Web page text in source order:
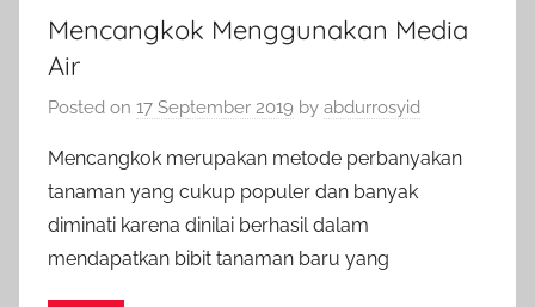
Mencangkok Menggunakan Media
Air
Posted on 17 September 2019 by abdurrosyid
Mencangkok merupakan metode perbanyakan
tanaman yang cukup populer dan banyak
diminati karena dinilai berhasil dalam
mendapatkan bibit tanaman baru yang